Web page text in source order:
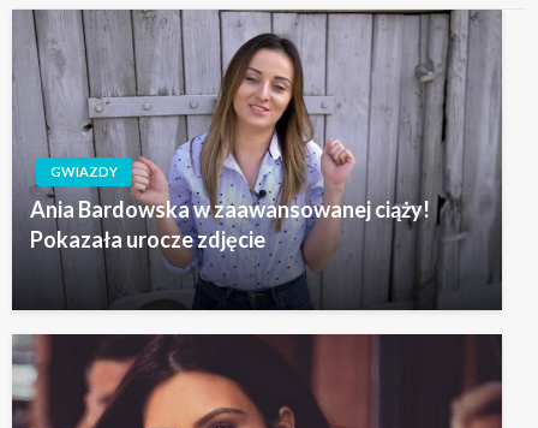
GWIAZDY
Ania Bardowska w zaawansowanej ciąży!
Pokazała urocze zdjęcie